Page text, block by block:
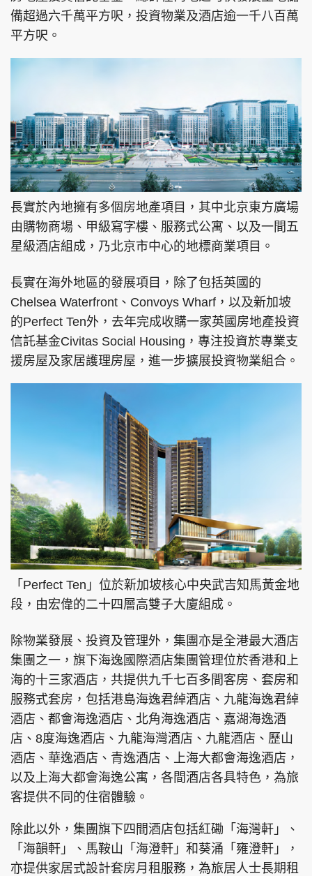
備超過六千萬平方呎，投資物業及酒店逾一千八百萬
平方呎。
長實於內地擁有多個房地產項目，其中北京東方廣場
由購物商場、甲級寫字樓、服務式公寓、以及一間五
星級酒店組成，乃北京市中心的地標商業項目。
長實在海外地區的發展項目，除了包括英國的
Chelsea Waterfront、Convoys Wharf，以及新加坡
的Perfect Ten外，去年完成收購一家英國房地產投資
信託基金Civitas Social Housing，專注投資於專業支
援房屋及家居護理房屋，進一步擴展投資物業組合。
「Perfect Ten」位於新加坡核心中央武吉知馬黃金地
段，由宏偉的二十四層高雙子大廈組成。
除物業發展、投資及管理外，集團亦是全港最大酒店
集團之一，旗下海逸國際酒店集團管理位於香港和上
海的十三家酒店，共提供九千七百多間客房、套房和
服務式套房，包括港島海逸君綽酒店、九龍海逸君綽
酒店、都會海逸酒店、北角海逸酒店、嘉湖海逸酒
店、8度海逸酒店、九龍海灣酒店、九龍酒店、歷山
酒店、華逸酒店、青逸酒店、上海大都會海逸酒店，
以及上海大都會海逸公寓，各間酒店各具特色，為旅
客提供不同的住宿體驗。
除此以外，集團旗下四間酒店包括紅磡「海灣軒」、
「海韻軒」、馬鞍山「海澄軒」和葵涌「雍澄軒」，
亦提供家居式設計套房月租服務，為旅居人士長期租